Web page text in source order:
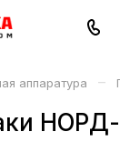
аппаратура –